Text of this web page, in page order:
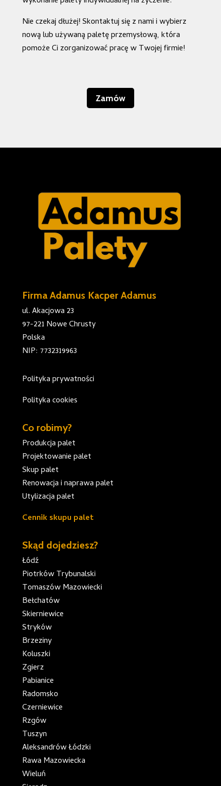
Nie czekaj dłużej! Skontaktuj się z nami i wybierz
nową lub używaną paletę przemysłową, która
pomoże Ci zorganizować pracę w Twojej firmie!
Zamów
Firma Adamus Kacper Adamus
ul. Akacjowa 23
97-221 Nowe Chrusty
Polska
NIP: 7732319963
Polityka prywatności
Polityka cookies
Co robimy?
Produkcja palet
Projektowanie palet
Skup palet
Renowacja i naprawa palet
Utylizacja palet
Cennik skupu palet
Skąd dojedziesz?
Łódź
Piotrków Trybunalski
Tomaszów Mazowiecki
Bełchatów
Skierniewice
Stryków
Brzeziny
Koluszki
Zgierz
Pabianice
Radomsko
Czerniewice
Rzgów
Tuszyn
Aleksandrów Łódzki
Rawa Mazowiecka
Wieluń